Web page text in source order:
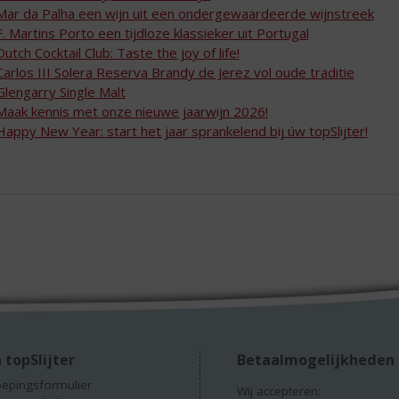
da Palha een wijn uit een ondergewaardeerde wijnstreek
Martins Porto een tijdloze klassieker uit Portugal
Cocktail Club: Taste the joy of life!
III Solera Reserva Brandy de Jerez vol oude traditie
Single Malt
kennis met onze nieuwe jaarwijn 2026!
New Year: start het jaar sprankelend bij úw topSlijter!
topSlijter Betaalmogelijkheden
Wij accepteren: